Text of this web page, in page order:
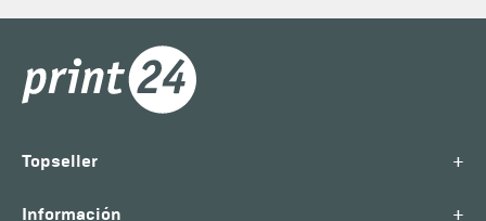
Topseller +
Información +